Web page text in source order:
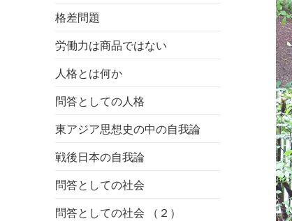
格差問題
労働力は商品ではない
人格とは何か
問答としての人格
東アジア思想史の中の自我論
戦後日本の自我論
問答としての社会
問答としての社会 （２）